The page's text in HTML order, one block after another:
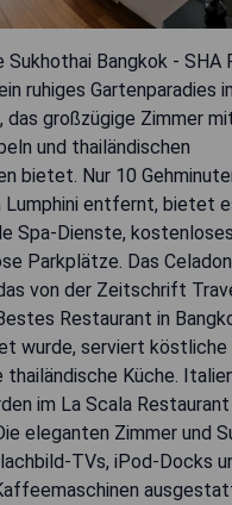
Sukhothai Bangkok - SHA
ruhiges Gartenparadies
das großzügige Zimmer
und thailändischen
bietet. Nur 10
Lumphini entfernt, bietet
Spa-Dienste,
Parkplätze. Das Celadon
von der Zeitschrift
Restaurant in
wurde, serviert köstliche
Küche.
im La Scala Restaurant
eleganten Zimmer und
TVs, iPod-Docks